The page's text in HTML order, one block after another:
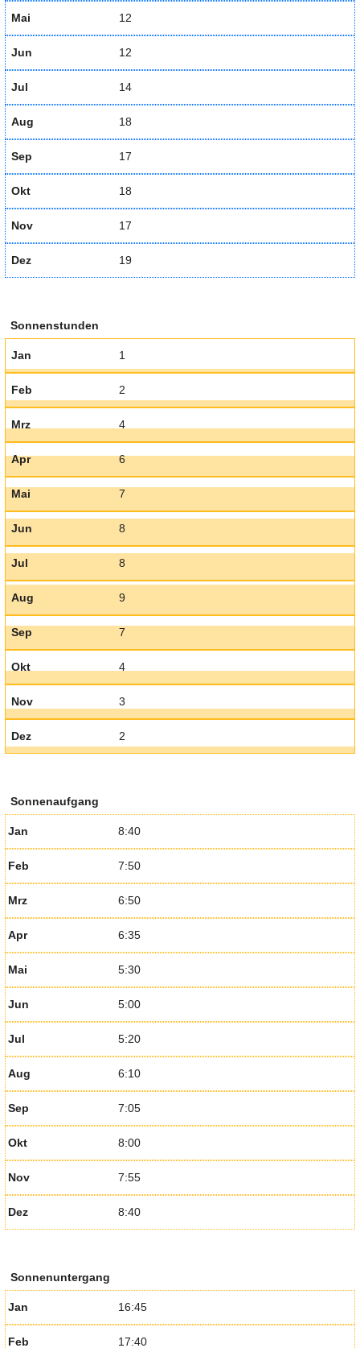
Mai 12
Jun 12
Jul 14
Aug 18
Sep 17
Okt 18
Nov 17
Dez 19
Sonnenstunden
Jan 1
Feb 2
Mrz 4
Apr 6
Mai 7
Jun 8
Jul 8
Aug 9
Sep 7
Okt 4
Nov 3
Dez 2
Sonnenaufgang
Jan 8:40
Feb 7:50
Mrz 6:50
Apr 6:35
Mai 5:30
Jun 5:00
Jul 5:20
Aug 6:10
Sep 7:05
Okt 8:00
Nov 7:55
Dez 8:40
Sonnenuntergang
Jan 16:45
Feb 17:40